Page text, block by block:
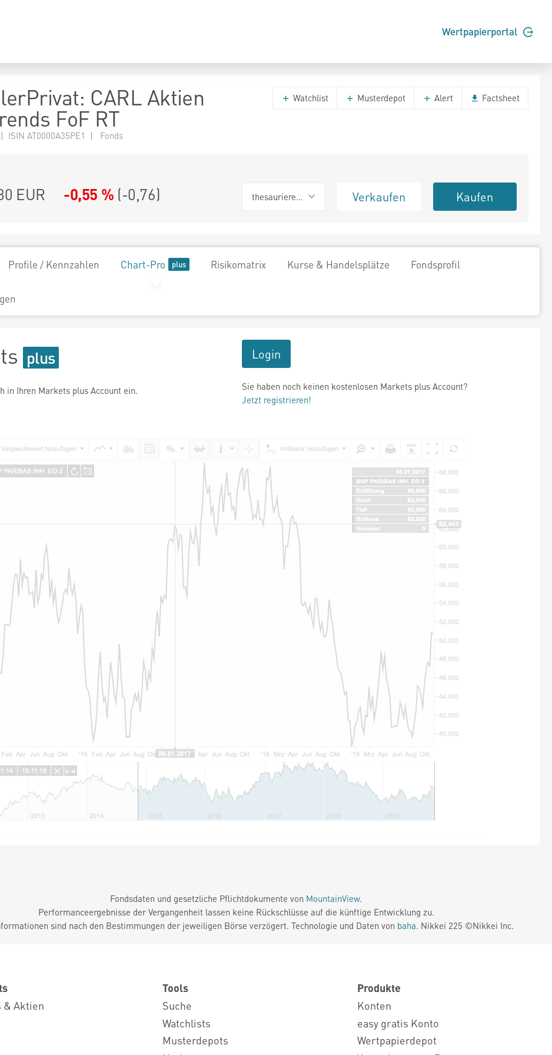
Wertpapierportal
CARL Aktien
FoF RT
ISIN AT0000A35PE1 | Fonds
Watchlist Musterdepot Alert Factsheet
EUR -0,55 % (-0,76) thesaurierend Verkaufen Kaufen
Profile / Kennzahlen Chart-Pro Risikomatrix Kurse & Handelsplätze Fondsprofil
in Ihren Markets plus Account ein.
Login
Sie haben noch keinen kostenlosen Markets plus Account?
Jetzt registrieren!
Fondsdaten und gesetzliche Pflichtdokumente von MountainView.
Performanceergebnisse der Vergangenheit lassen keine Rückschlüsse auf die künftige Entwicklung zu.
sind nach den Bestimmungen der jeweiligen Börse verzögert. Technologie und Daten von baha. Nikkei 225 ©Nikkei Inc.
& Aktien
Tools
Suche
Watchlists
Musterdepots
Produkte
Konten
easy gratis Konto
Wertpapierdepot